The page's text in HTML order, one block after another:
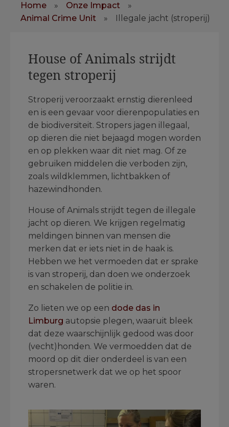
Home » Onze Impact
»
Animal Crime Unit
» Illegale jacht (stroperij)
House of Animals strijdt
tegen stroperij
Stroperij veroorzaakt ernstig dierenleed
en is een gevaar voor dierenpopulaties en
de biodiversiteit. Stropers jagen illegaal,
op dieren die niet bejaagd mogen worden
en op plekken waar dit niet mag. Of ze
gebruiken middelen die verboden zijn,
zoals wildklemmen, lichtbakken of
hazewindhonden.
House of Animals strijdt tegen de illegale
jacht op dieren. We krijgen regelmatig
meldingen binnen van mensen die
merken dat er iets niet in de haak is.
Hebben we het vermoeden dat er sprake
is van stroperij, dan doen we onderzoek
en schakelen de politie in.
Zo lieten we op een dode das in
Limburg autopsie plegen, waaruit bleek
dat deze waarschijnlijk gedood was door
(vecht)honden. We vermoedden dat de
moord op dit dier onderdeel is van een
stropersnetwerk dat we op het spoor
waren.